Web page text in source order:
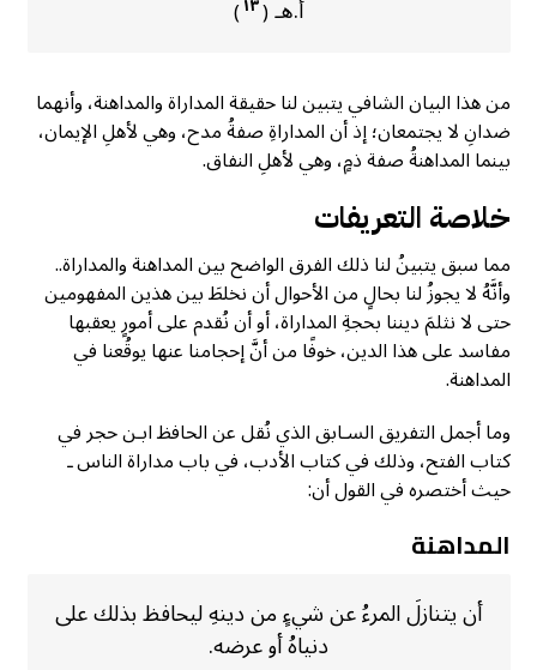
أ.هـ(
)
من هذا البيان الشافي يتبين لنا حقيقة المداراة والمداهنة، وأنهما
ضدانِ لا يجتمعان؛ إذ أن المداراةِ صفةُ مدح، وهي لأهلِ الإيمان،
بينما المداهنةُ صفة ذمٍ، وهي لأهلِ النفاق.
خلاصة التعريفات
مما سبق يتبينُ لنا ذلك الفرق الواضح بين المداهنة والمداراة..
وأنَّهُ لا يجوزُ لنا بحالٍ من الأحوال أن نخلطَ بين هذين المفهومين
حتى لا نثلمَ ديننا بحجةِ المداراة، أو أن نُقدم على أمورٍ يعقبها
مفاسد على هذا الدين، خوفًا من أنَّ إحجامنا عنها يوقُعنا في
المداهنة.
وما أجمل التفريق السـابق الذي نُقل عن الحافظ ابـن حجر في
كتاب الفتح، وذلك في كتاب الأدب، في باب مداراة الناس ـ
حيث أختصره في القول أن:
المداهنة
أن يتنازلَ المرءُ عن شيءٍ من دينهِ ليحافظ بذلك على
دنياهُ أو عرضه.